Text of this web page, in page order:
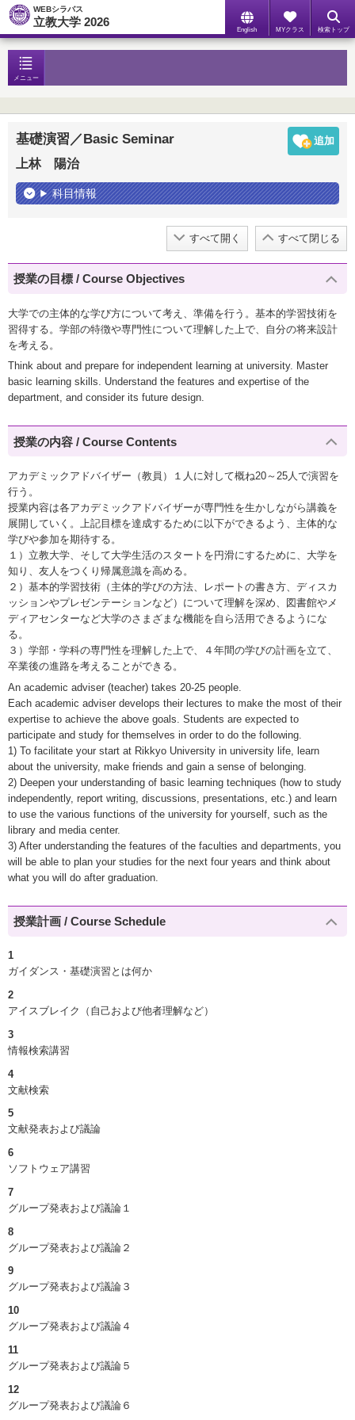
WEBシラバス
立教大学 2026
English MYクラス 検索トップ
メニュー
基礎演習／Basic Seminar
上林 陽治
科目情報
すべて開く すべて閉じる
授業の目標 / Course Objectives
大学での主体的な学び方について考え、準備を行う。基本的学習技術を
習得する。学部の特徴や専門性について理解した上で、自分の将来設計
を考える。
Think about and prepare for independent learning at university. Master
basic learning skills. Understand the features and expertise of the
department, and consider its future design.
授業の内容 / Course Contents
アカデミックアドバイザー（教員）１人に対して概ね20～25人で演習を
行う。
授業内容は各アカデミックアドバイザーが専門性を生かしながら講義を
展開していく。上記目標を達成するために以下ができるよう、主体的な
学びや参加を期待する。
１）立教大学、そして大学生活のスタートを円滑にするために、大学を
知り、友人をつくり帰属意識を高める。
２）基本的学習技術（主体的学びの方法、レポートの書き方、ディスカ
ッションやプレゼンテーションなど）について理解を深め、図書館やメ
ディアセンターなど大学のさまざまな機能を自ら活用できるようにな
る。
３）学部・学科の専門性を理解した上で、４年間の学びの計画を立て、
卒業後の進路を考えることができる。
An academic adviser (teacher) takes 20-25 people.
Each academic adviser develops their lectures to make the most of their
expertise to achieve the above goals. Students are expected to
participate and study for themselves in order to do the following.
1) To facilitate your start at Rikkyo University in university life, learn
about the university, make friends and gain a sense of belonging.
2) Deepen your understanding of basic learning techniques (how to study
independently, report writing, discussions, presentations, etc.) and learn
to use the various functions of the university for yourself, such as the
library and media center.
3) After understanding the features of the faculties and departments, you
will be able to plan your studies for the next four years and think about
what you will do after graduation.
授業計画 / Course Schedule
1
ガイダンス・基礎演習とは何か
2
アイスブレイク（自己および他者理解など）
3
情報検索講習
4
文献検索
5
文献発表および議論
6
ソフトウェア講習
7
グループ発表および議論１
8
グループ発表および議論２
9
グループ発表および議論３
10
グループ発表および議論４
11
グループ発表および議論５
12
グループ発表および議論６